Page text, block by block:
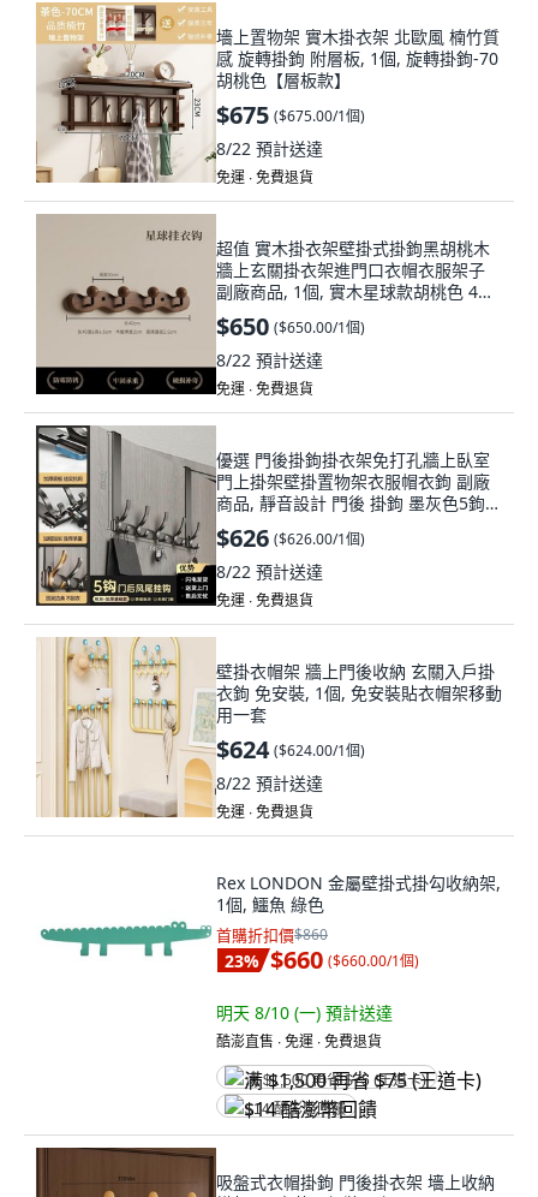
墻上置物架 實木掛衣架 北歐風 楠竹質
感 旋轉掛鉤 附層板, 1個, 旋轉掛鉤-70
胡桃色【層板款】
$675 ($675.00/1個)
8/22 預計送達
免運 ∙ 免費退貨
超值 實木掛衣架壁掛式掛鉤黑胡桃木
牆上玄關掛衣架進門口衣帽衣服架子
副廠商品, 1個, 實木星球款胡桃色 4勾
帶打孔螺絲/免釘
$650 ($650.00/1個)
8/22 預計送達
免運 ∙ 免費退貨
優選 門後掛鉤掛衣架免打孔牆上臥室
門上掛架壁掛置物架衣服帽衣鉤 副廠
商品, 靜音設計 門後 掛鉤 墨灰色5鉤 ,
免組裝 門後掛鉤 房間浴室玄關通用, 1
個
$626 ($626.00/1個)
8/22 預計送達
免運 ∙ 免費退貨
壁掛衣帽架 牆上門後收納 玄關入戶掛
衣鉤 免安裝, 1個, 免安裝貼衣帽架移動
用一套
$624 ($624.00/1個)
8/22 預計送達
免運 ∙ 免費退貨
Rex LONDON 金屬壁掛式掛勾收納架,
1個, 鱷魚 綠色
首購折扣價$860
23% $660 ($660.00/1個)
明天 8/10 (一) 預計送達
酷澎直售 ∙ 免運 ∙ 免費退貨
满 $1,500 再省 $75 (王道卡)
$14 酷澎幣回饋
吸盤式衣帽掛鉤 門後掛衣架 墻上收納